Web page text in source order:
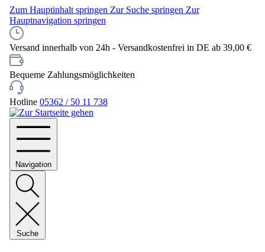
Zum Hauptinhalt springen Zur Suche springen Zur
Hauptnavigation springen
Versand innerhalb von 24h - Versandkostenfrei in DE ab 39,00 €
Bequeme Zahlungsmöglichkeiten
Hotline 05362 / 50 11 738
Navigation
Suche